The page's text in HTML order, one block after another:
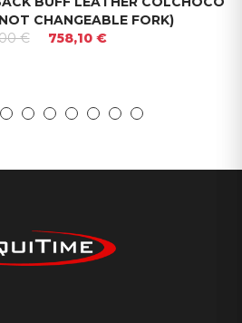
CHANGEABLE FORK)
€
758,10 €